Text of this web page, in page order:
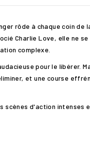
rôde à chaque coin de
Charlie Love, elle ne
complexe.
pour le libérer.
et une course
scènes d'action intenses